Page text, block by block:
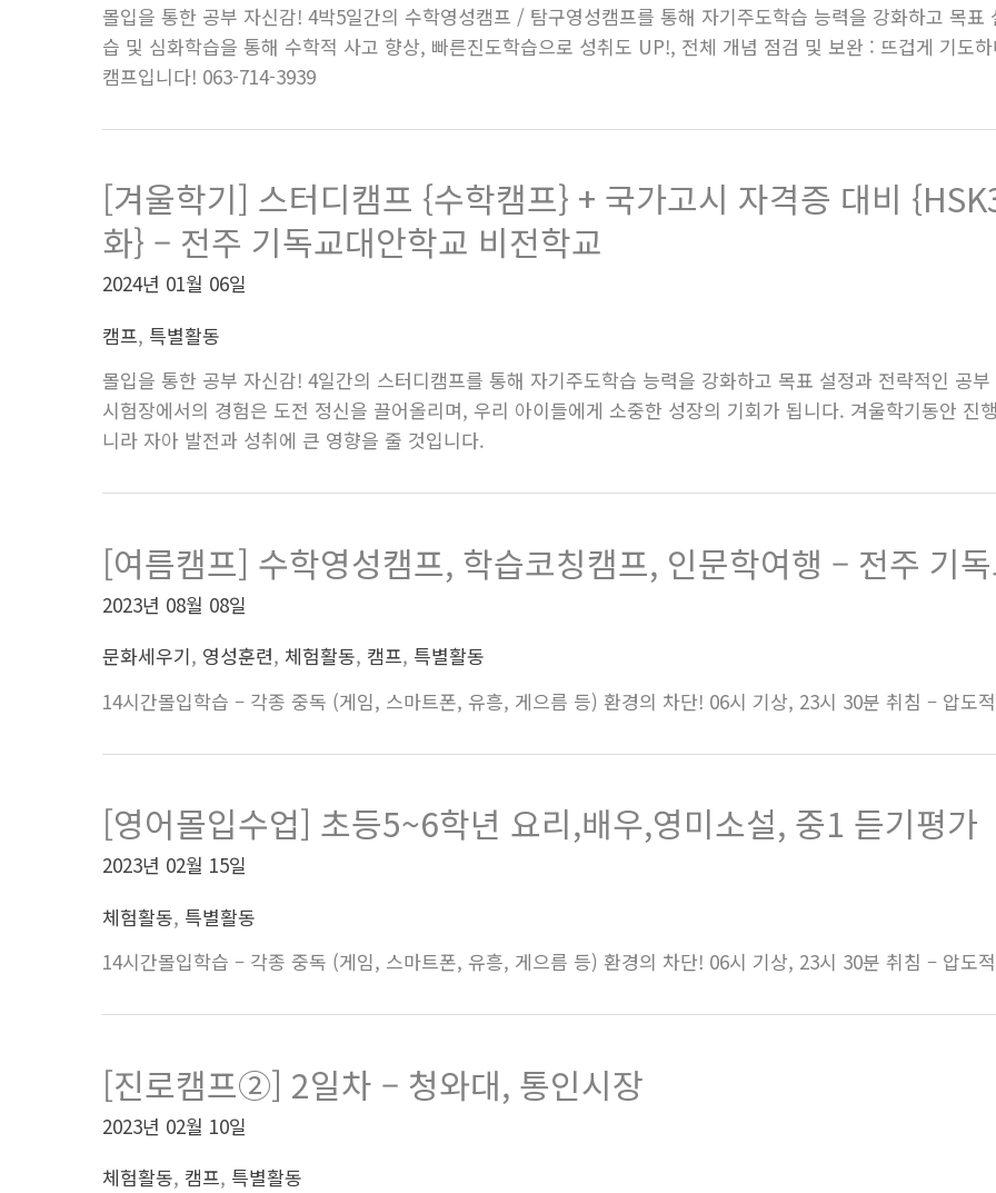
몰입을 통한 공부 자신감! 4박5일간의 수학영성캠프 / 탐구영성캠프를 통해 자기주도학습 능력을 강화하고 목
습 및 심화학습을 통해 수학적 사고 향상, 빠른진도학습으로 성취도 UP!, 전체 개념 점검 및 보완 : 뜨겁게 기도
캠프입니다! 063-714-3939
[겨울학기] 스터디캠프 {수학캠프} + 국가고시 자격증 대비
화} – 전주 기독교대안학교 비전학교
2024년 01월 06일
캠프, 특별활동
몰입을 통한 공부 자신감! 4일간의 스터디캠프를 통해 자기주도학습 능력을 강화하고 목표 설정과 전략적인 공
시험장에서의 경험은 도전 정신을 끌어올리며, 우리 아이들에게 소중한 성장의 기회가 됩니다. 겨울학기동안 진
니라 자아 발전과 성취에 큰 영향을 줄 것입니다.
[여름캠프] 수학영성캠프, 학습코칭캠프, 인문학여행 – 전주 기
2023년 08월 08일
문화세우기, 영성훈련, 체험활동, 캠프, 특별활동
14시간몰입학습 – 각종 중독 (게임, 스마트폰, 유흥, 게으름 등) 환경의 차단! 06시 기상, 23시 30분 취침 – 압도
[영어몰입수업] 초등5~6학년 요리,배우,영미소설, 중1 듣기평가
2023년 02월 15일
체험활동, 특별활동
14시간몰입학습 – 각종 중독 (게임, 스마트폰, 유흥, 게으름 등) 환경의 차단! 06시 기상, 23시 30분 취침 – 압도
[진로캠프②] 2일차 – 청와대, 통인시장
2023년 02월 10일
체험활동, 캠프, 특별활동